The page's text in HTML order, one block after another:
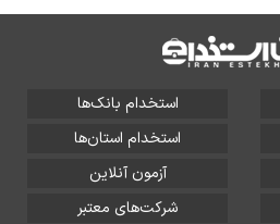
استخدام بانک‌ها
استخدام استان‌ها
آزمون آنلاین
شرکت‌های معتبر